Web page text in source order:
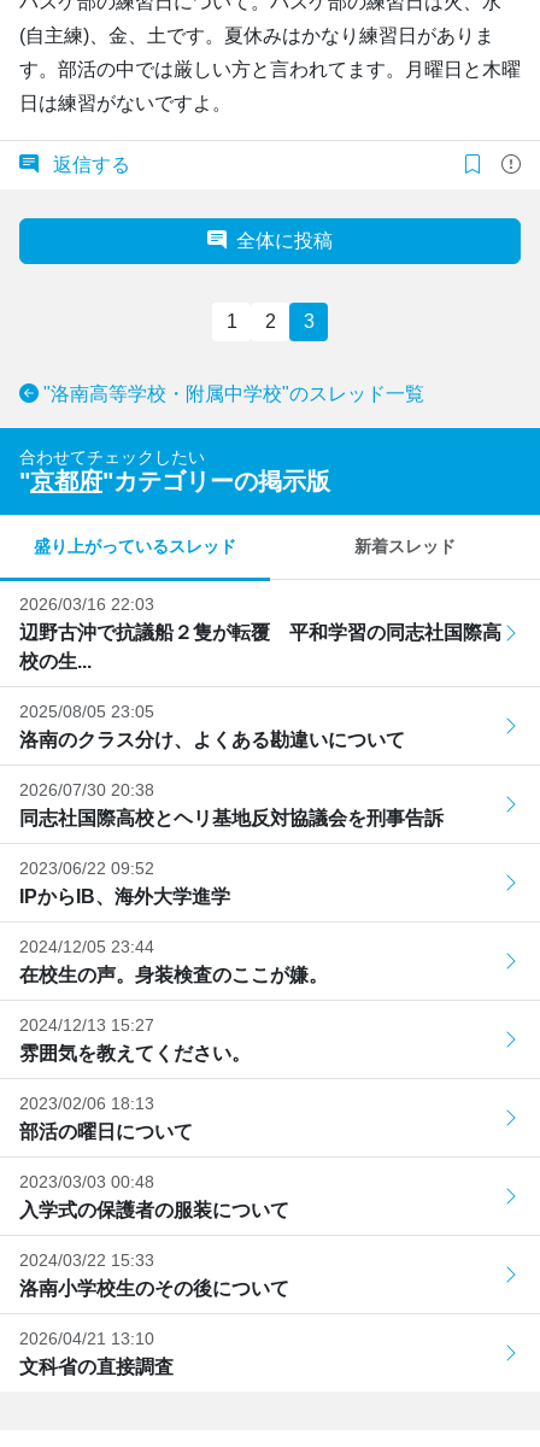
(自主練)、金、土です。夏休みはかなり練習日がありま
す。部活の中では厳しい方と言われてます。月曜日と木曜
日は練習がないですよ。
返信する
全体に投稿
1 2 3
"洛南高等学校・附属中学校"のスレッド一覧
合わせてチェックしたい
"京都府"カテゴリーの掲示版
盛り上がっているスレッド 新着スレッド
2026/03/16 22:03
辺野古沖で抗議船２隻が転覆 平和学習の同志社国際高
校の生...
2025/08/05 23:05
洛南のクラス分け、よくある勘違いについて
2026/07/30 20:38
同志社国際高校とヘリ基地反対協議会を刑事告訴
2023/06/22 09:52
IPからIB、海外大学進学
2024/12/05 23:44
在校生の声。身装検査のここが嫌。
2024/12/13 15:27
雰囲気を教えてください。
2023/02/06 18:13
部活の曜日について
2023/03/03 00:48
入学式の保護者の服装について
2024/03/22 15:33
洛南小学校生のその後について
2026/04/21 13:10
文科省の直接調査